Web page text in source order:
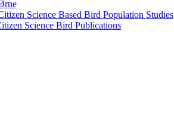
Science Based Bird Population Studies
Science Bird Publications